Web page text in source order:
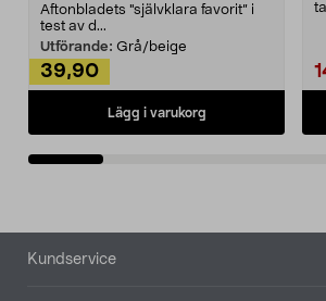
Aftonbladets "självklara favorit” i
test av d...
Utförande: Grå/beige
39,90
Lägg i varukorg
Sidfot
Kundservice